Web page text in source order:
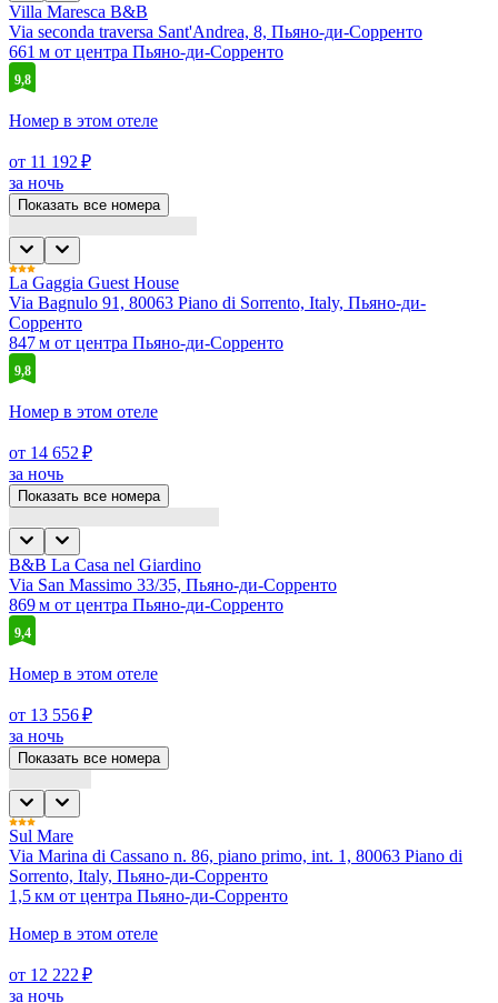
Villa Maresca B&B
Via seconda traversa Sant'Andrea, 8, Пьяно-ди-Сорренто
661 м от центра Пьяно-ди-Сорренто
9,8
Номер в этом отеле
от 11 192 ₽
за ночь
Показать все номера
La Gaggia Guest House
Via Bagnulo 91, 80063 Piano di Sorrento, Italy, Пьяно-ди-
Сорренто
847 м от центра Пьяно-ди-Сорренто
9,8
Номер в этом отеле
от 14 652 ₽
за ночь
Показать все номера
B&B La Casa nel Giardino
Via San Massimo 33/35, Пьяно-ди-Сорренто
869 м от центра Пьяно-ди-Сорренто
9,4
Номер в этом отеле
от 13 556 ₽
за ночь
Показать все номера
Sul Mare
Via Marina di Cassano n. 86, piano primo, int. 1, 80063 Piano di
Sorrento, Italy, Пьяно-ди-Сорренто
1,5 км от центра Пьяно-ди-Сорренто
Номер в этом отеле
от 12 222 ₽
за ночь